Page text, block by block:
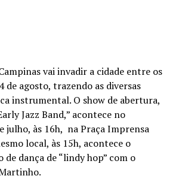
vai invadir a cidade entre os
de agosto, trazendo as diversas
instrumental. O show de abertura,
Jazz Band,” acontece no
julho, às 16h, na Praça Imprensa
local, às 15h, acontece o
dança de “lindy hop” com o